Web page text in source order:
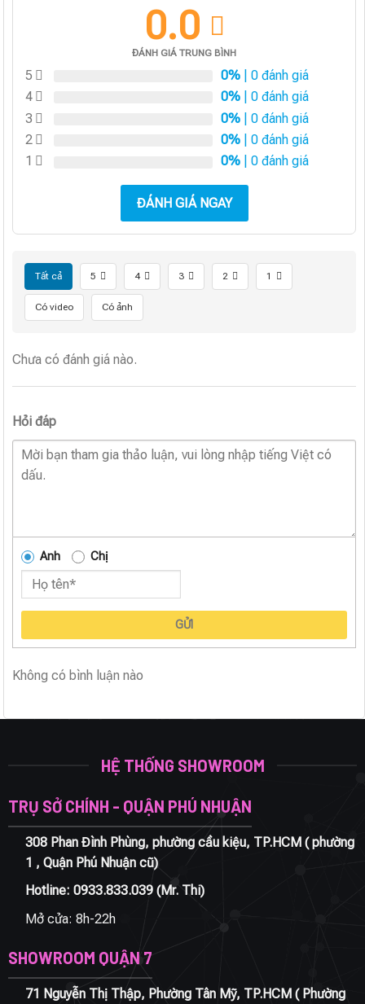
0.0
ĐÁNH GIÁ TRUNG BÌNH
5 0% | 0 đánh giá
4
0% | 0 đánh giá
3
0% | 0 đánh giá
2
0% | 0 đánh giá
1
0% | 0 đánh giá
ĐÁNH GIÁ NGAY
Tất cả 5 4 3 2 1
Có video Có ảnh
Chưa có đánh giá nào.
Hỏi đáp
Anh Chị
GỬI
Không có bình luận nào
HỆ THỐNG SHOWROOM
TRỤ SỞ CHÍNH - QUẬN PHÚ NHUẬN
308 Phan Đình Phùng, phường cầu kiệu, TP.HCM ( phường
1 , Quận Phú Nhuận cũ)
Hotline: 0933.833.039(Mr. Thi)
Mở cửa: 8h-22h
SHOWROOM QUẬN 7
71 Nguyễn Thị Thập, Phường Tân Mỹ, TP.HCM ( Phường